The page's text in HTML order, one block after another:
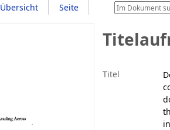
Übersicht Seite
Titel